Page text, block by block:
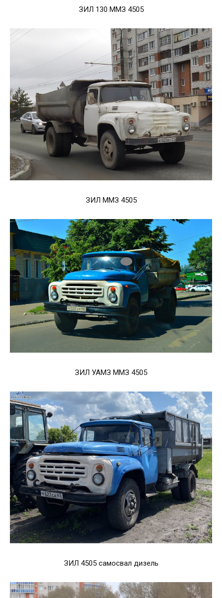
ЗИЛ 130 ММЗ 4505
ЗИЛ ММЗ 4505
ЗИЛ УАМЗ ММЗ 4505
ЗИЛ 4505 самосвал дизель